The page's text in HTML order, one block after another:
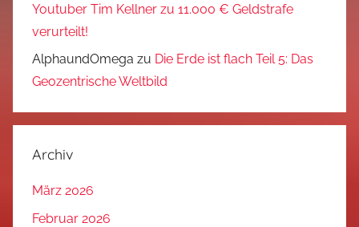
Youtuber Tim Kellner zu 11.000 € Geldstrafe
verurteilt!
AlphaundOmega zu Die Erde ist flach Teil 5: Das
Geozentrische Weltbild
Archiv
März 2026
Februar 2026